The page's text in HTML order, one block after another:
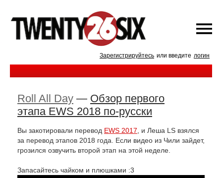
Зарегистрируйтесь или введите логин
Roll All Day — Обзор первого
этапа EWS 2018 по-русски
Вы закотировали перевод EWS 2017 , и Леша LS взялся
за перевод этапов 2018 года. Если видео из Чили зайдет,
грозился озвучить второй этап на этой неделе.
Запасайтесь чайком и плюшками :3